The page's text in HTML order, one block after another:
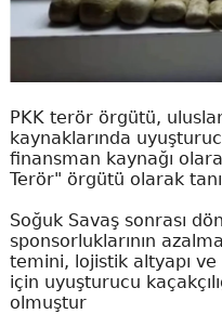
PKK terör örgütü,
kaynaklarında
finansman kaynağı
Terör" örgütü olarak
Soğuk Savaş sonrası
sponsorluklarının
temini, lojistik altyapı
için uyuşturucu
olmuştur